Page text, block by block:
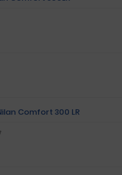
Comfort 300 LR